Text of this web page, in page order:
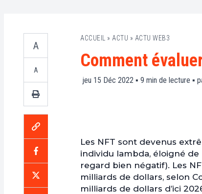
A
A
ACCUEIL » ACTU » ACTU WEB3
Comment
jeu 15 Déc 2022 ▪ 9 min de lecture ▪
Les NFT sont devenus
individu lambda, éloigné
regard bien négatif). Les
milliards de dollars, selon
milliards de dollars d’ici